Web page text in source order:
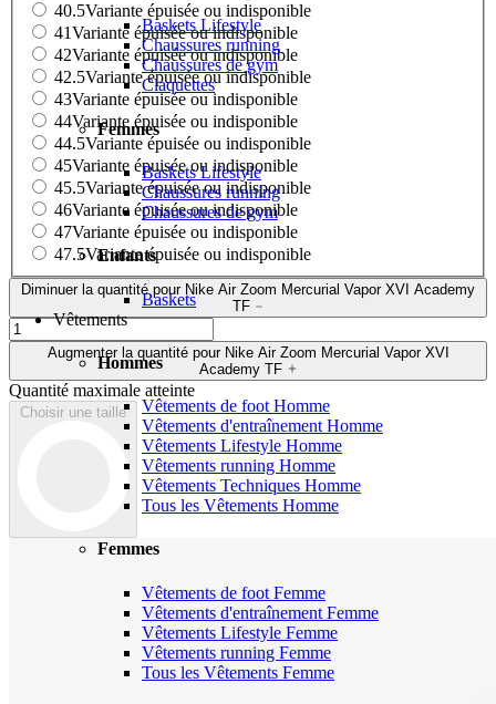
Baskets Lifestyle
Chaussures running
Chaussures de gym
Claquettes
Femmes
Baskets Lifestyle
Chaussures running
Chaussures de gym
Enfants
Baskets
Vêtements
Hommes
Vêtements de foot Homme
Vêtements d'entraînement Homme
Vêtements Lifestyle Homme
Vêtements running Homme
Vêtements Techniques Homme
Tous les Vêtements Homme
Femmes
Vêtements de foot Femme
Vêtements d'entraînement Femme
Vêtements Lifestyle Femme
Vêtements running Femme
Tous les Vêtements Femme
40.5Variante épuisée ou indisponible
41Variante épuisée ou indisponible
42Variante épuisée ou indisponible
42.5Variante épuisée ou indisponible
43Variante épuisée ou indisponible
44Variante épuisée ou indisponible
44.5Variante épuisée ou indisponible
45Variante épuisée ou indisponible
45.5Variante épuisée ou indisponible
46Variante épuisée ou indisponible
47Variante épuisée ou indisponible
47.5Variante épuisée ou indisponible
Diminuer la quantité pour Nike Air Zoom Mercurial Vapor XVI Academy
TF
Augmenter la quantité pour Nike Air Zoom Mercurial Vapor XVI
Academy TF
Quantité maximale atteinte
Choisir une taille